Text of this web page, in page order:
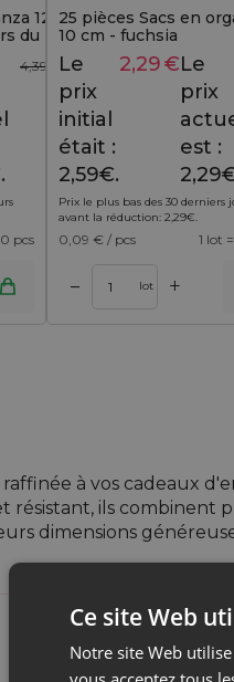
12
du
4,39
pcs
25 pièces Sacs en
10 cm - fuchsia
Le
prix
initial
était :
2,59€.
2,29€Le
prix
est :
Prix le plus bas des 30 derniers
avant la réduction: 2,29€.
0,09 € / pcs 1 lot
– lot +
Ajouter au panier
à vos cadeaux
ils combinent
dimensions
élégant et sans
de vos cadeaux,
Ce site Web
Notre site Web